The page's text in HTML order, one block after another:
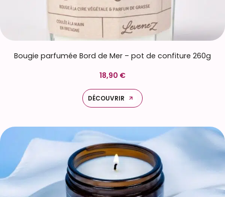
Bougie parfumée Bord de Mer – pot de confiture 260g
18,90 €
DÉCOUVRIR